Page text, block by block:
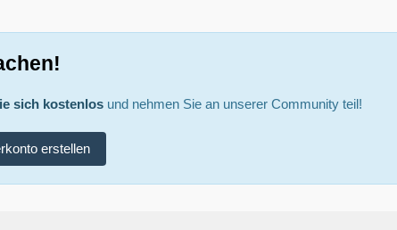
sich kostenlosund nehmen Sie an unserer Community teil!
erstellen